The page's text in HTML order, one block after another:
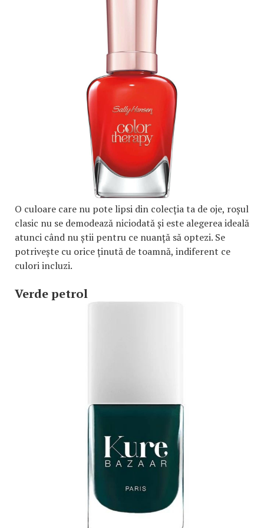
O culoare care nu pote lipsi din colecția ta de oje, roșul
clasic nu se demodează niciodată și este alegerea ideală
atunci când nu știi pentru ce nuanță să optezi. Se
potrivește cu orice ținută de toamnă, indiferent ce
culori incluzi.
Verde petrol